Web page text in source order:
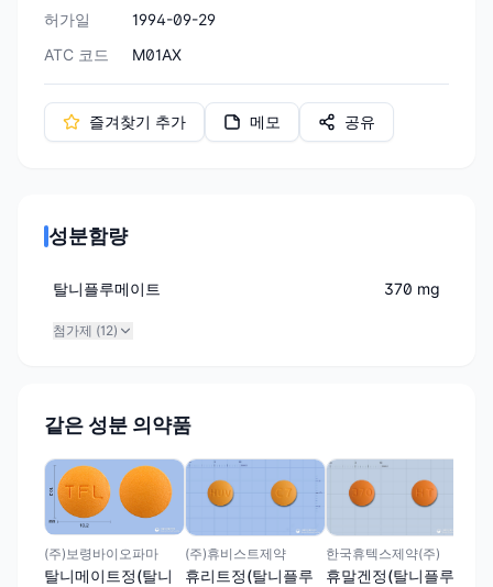
허가일
1994-09-29
ATC 코드
M01AX
즐겨찾기 추가 메모 공유
성분함량
탈니플루메이트 370 mg
첨가제 (12)
같은 성분 의약품
(주)보령바이오파마
탈니메이트정(탈니
(주)휴비스트제약
휴리트정(탈니플루
한국휴텍스제약(주)
휴말겐정(탈니플루